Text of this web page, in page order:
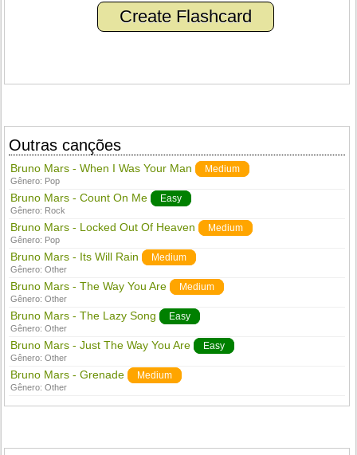
Create Flashcard
Outras canções
Bruno Mars - When I Was Your Man Medium
Gênero: Pop
Bruno Mars - Count On Me Easy
Gênero: Rock
Bruno Mars - Locked Out Of Heaven Medium
Gênero: Pop
Bruno Mars - Its Will Rain Medium
Gênero:Other
Bruno Mars - The Way You Are Medium
Gênero:Other
Bruno Mars - The Lazy Song Easy
Gênero:Other
Bruno Mars - Just The Way You Are Easy
Gênero:Other
Bruno Mars - Grenade Medium
Gênero:Other